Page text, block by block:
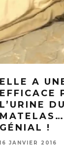
ELLE A
EFFICACE
L’URINE
GÉNIAL !
16 JANVIER 2016